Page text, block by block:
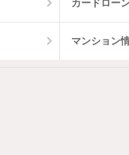
カードロー
マンション